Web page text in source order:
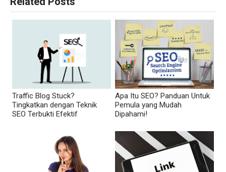
Traffic Blog Stuck?
Tingkatkan dengan Teknik
SEO Terbukti Efektif
Apa Itu SEO? Panduan Untuk
Pemula yang Mudah
Dipahami!